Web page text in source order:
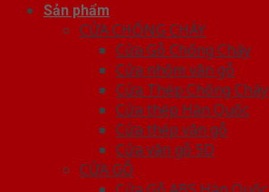
Sản phẩm
CỬA CHỐNG CHÁY
Cửa Gỗ Chống Cháy
Cửa nhôm vân gỗ
Cửa Thép Chống Cháy
Cửa thép Hàn Quốc
Cửa thép vân gỗ
Cửa vân gỗ 5D
CỬA GỖ